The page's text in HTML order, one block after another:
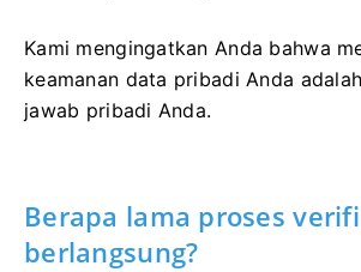
Kami mengingatkan Anda bahwa
keamanan data pribadi Anda
jawab pribadi Anda.
Berapa lama proses
berlangsung?